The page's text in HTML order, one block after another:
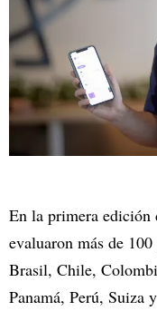
En la primera edición
evaluaron más de
Brasil, Chile,
Panamá, Perú, Suiza